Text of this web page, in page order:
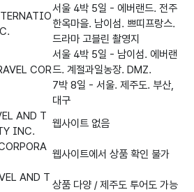
서울 4박 5일 - 에버랜드. 전주
한옥마을. 남이섬. 쁘띠프랑스.
드라마 고블린 촬영지
COR
서울 4박 5일 - 남이섬. 에버랜
드. 계절과일농장. DMZ.
7박 8일 - 서울. 제주도. 부산,
대구
AND T
INC.
웹사이트 없음
웹사이트에서 상품 확인 불가
AND T
상품 다양 / 제주도 투어도 가능